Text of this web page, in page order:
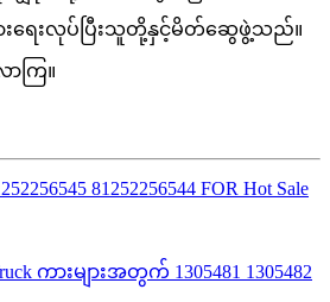
ပွားရေးလုပ်ပြီးသူတို့နှင့်မိတ်ဆွေဖွဲ့သည်။
ကြ။
81252256544 FOR Hot Sale
ကားများအတွက် 1305481 1305482